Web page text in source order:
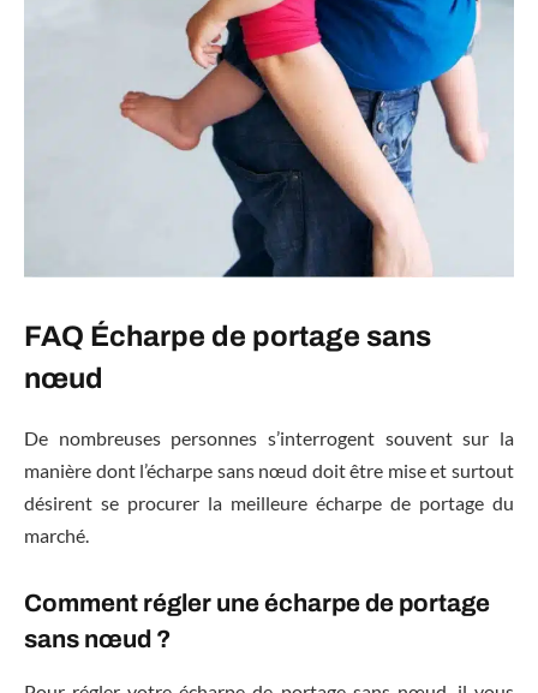
FAQ Écharpe de portage sans
nœud
De nombreuses personnes s’interrogent souvent sur la
manière dont l’écharpe sans nœud doit être mise et surtout
désirent se procurer la meilleure écharpe de portage du
marché.
Comment régler une écharpe de portage
sans nœud ?